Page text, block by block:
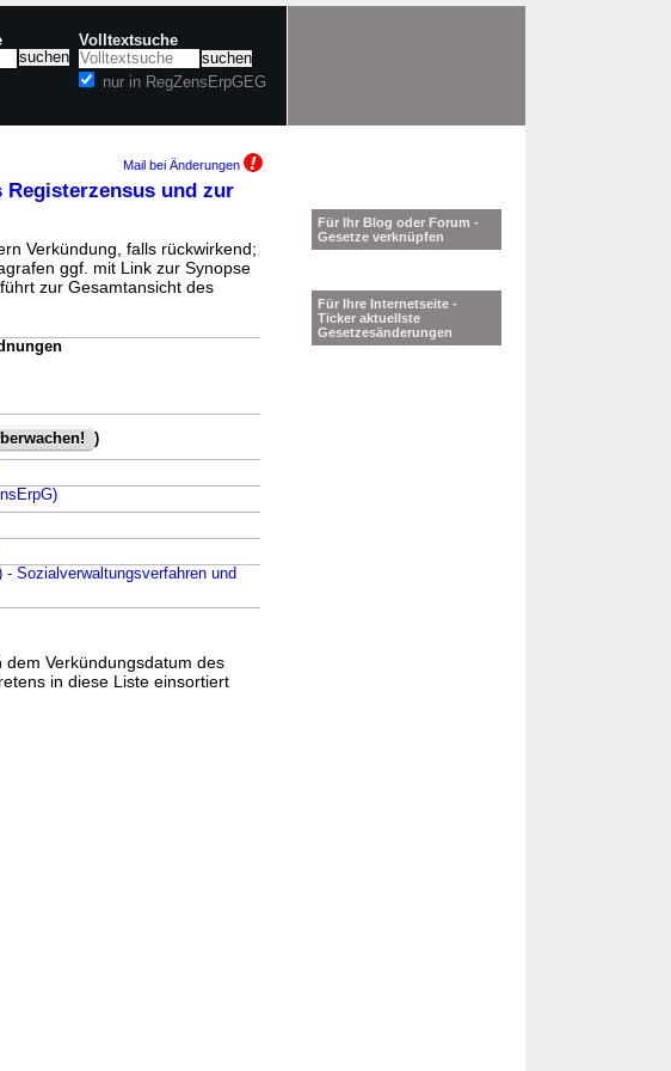
Volltextsuche
nur in RegZensErpGEG
Mail bei Änderungen
Registerzensus und zur
Verkündung, falls rückwirkend;
ggf. mit Link zur Synopse
zur Gesamtansicht des
)
Sozialverwaltungsverfahren und
Verkündungsdatum des
in diese Liste einsortiert
Für Ihr Blog oder Forum -
Gesetze verknüpfen
Für Ihre Internetseite -
Ticker aktuellste
Gesetzesänderungen